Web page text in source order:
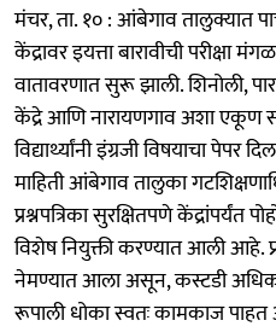
मंचर, ता. १० : आंबेगाव तालुक्यात
केंद्रावर इयत्ता बारावीची परीक्षा
वातावरणात सुरू झाली. शिनोली,
केंद्रे आणि नारायणगाव अशा एकूण
विद्यार्थ्यांनी इंग्रजी विषयाचा पेपर
माहिती आंबेगाव तालुका
प्रश्नपत्रिका सुरक्षितपणे केंद्रांपर्यंत
विशेष नियुक्ती करण्यात आली आहे.
नेमण्यात आला असून, कस्टडी
रूपाली धोका स्वतः कामकाज